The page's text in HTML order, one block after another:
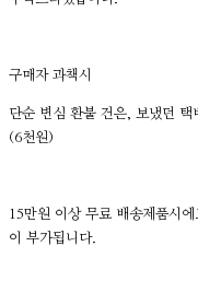
구매자 과책시
단순 변심 환불 건은, 보냈던 택
(6천원)
15만원 이상 무료 배송제품시
이 부가됩니다.